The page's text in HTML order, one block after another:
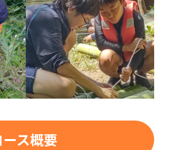
ース概要